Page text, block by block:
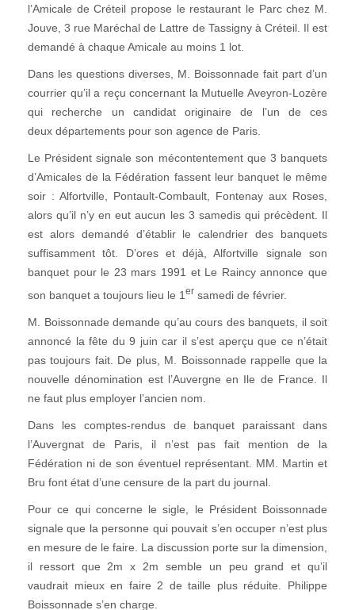
l’Amicale de Créteil propose le restaurant le Parc chez M.
Jouve, 3 rue Maréchal de Lattre de Tassigny à Créteil. Il est
demandé à chaque Amicale au moins 1 lot.
Dans les questions diverses, M. Boissonnade fait part d’un
courrier qu’il a reçu concernant la Mutuelle Aveyron-Lozère
qui recherche un candidat originaire de l’un de ces
deux départements pour son agence de Paris.
Le Président signale son mécontentement que 3 banquets
d’Amicales de la Fédération fassent leur banquet le même
soir : Alfortville, Pontault-Combault, Fontenay aux Roses,
alors qu’il n’y en eut aucun les 3 samedis qui précèdent. Il
est alors demandé d’établir le calendrier des banquets
suffisamment tôt. D’ores et déjà, Alfortville signale son
banquet pour le 23 mars 1991 et Le Raincy annonce que
son banquet a toujours lieu le 1 er samedi de février.
M. Boissonnade demande qu’au cours des banquets, il soit
annoncé la fête du 9 juin car il s’est aperçu que ce n’était
pas toujours fait. De plus, M. Boissonnade rappelle que la
nouvelle dénomination est l’Auvergne en Ile de France. Il
ne faut plus employer l’ancien nom.
Dans les comptes-rendus de banquet paraissant dans
l’Auvergnat de Paris, il n’est pas fait mention de la
Fédération ni de son éventuel représentant. MM. Martin et
Bru font état d’une censure de la part du journal.
Pour ce qui concerne le sigle, le Président Boissonnade
signale que la personne qui pouvait s’en occuper n’est plus
en mesure de le faire. La discussion porte sur la dimension,
il ressort que 2m x 2m semble un peu grand et qu’il
vaudrait mieux en faire 2 de taille plus réduite. Philippe
Boissonnade s’en charge.